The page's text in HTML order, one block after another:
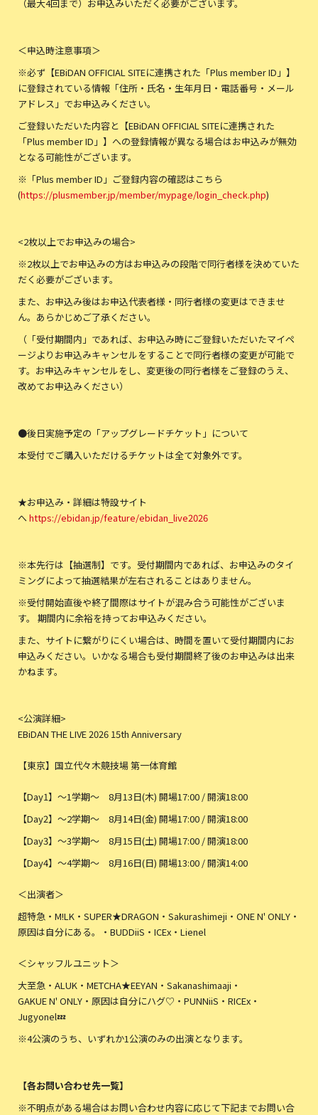
（最大4回まで）お申込みいただく必要がございます。
＜申込時注意事項＞
※必ず【EBiDAN OFFICIAL SITEに連携された「Plus member ID」】
に登録されている情報「住所・氏名・生年月日・電話番号・メール
アドレス」でお申込みください。
ご登録いただいた内容と【EBiDAN OFFICIAL SITEに連携された
「Plus member ID」】への登録情報が異なる場合はお申込みが無効
となる可能性がございます。
※「Plus member ID」ご登録内容の確認はこちら
(https://plusmember.jp/member/mypage/login_check.php)
<2枚以上でお申込みの場合>
※2枚以上でお申込みの方はお申込みの段階で同行者様を決めていた
だく必要がございます。
また、お申込み後はお申込代表者様・同行者様の変更はできませ
ん。あらかじめご了承ください。
（「受付期間内」であれば、お申込み時にご登録いただいたマイペ
ージよりお申込みキャンセルをすることで同行者様の変更が可能で
す。お申込みキャンセルをし、変更後の同行者様をご登録のうえ、
改めてお申込みください）
●後日実施予定の「アップグレードチケット」について
本受付でご購入いただけるチケットは全て対象外です。
★お申込み・詳細は特設サイト
へhttps://ebidan.jp/feature/ebidan_live2026
※本先行は【抽選制】です。受付期間内であれば、お申込みのタイ
ミングによって抽選結果が左右されることはありません。
※受付開始直後や終了間際はサイトが混み合う可能性がございま
す。 期間内に余裕を持ってお申込みください。
また、サイトに繋がりにくい場合は、時間を置いて受付期間内にお
申込みください。いかなる場合も受付期間終了後のお申込みは出来
かねます。
<公演詳細>
EBiDAN THE LIVE 2026 15th Anniversary
【東京】国立代々木競技場 第一体育館
【Day1】〜1学期〜 8月13日(木) 開場17:00 / 開演18:00
【Day2】〜2学期〜 8月14日(金) 開場17:00 / 開演18:00
【Day3】〜3学期〜 8月15日(土) 開場17:00 / 開演18:00
【Day4】〜4学期〜 8月16日(日) 開場13:00 / 開演14:00
＜出演者＞
超特急・M!LK・SUPER★DRAGON・Sakurashimeji・ONE N' ONLY・
原因は自分にある。・BUDDiiS・ICEx・Lienel
＜シャッフルユニット＞
大至急・ALUK・METCHA★EEYAN・Sakanashimaaji・
GAKUE N' ONLY・原因は自分にハグ♡・PUNNiiS・RICEx・
Jugyonel💤
※4公演のうち、いずれか1公演のみの出演となります。
【各お問い合わせ先一覧】
※不明点がある場合はお問い合わせ内容に応じて下記までお問い合